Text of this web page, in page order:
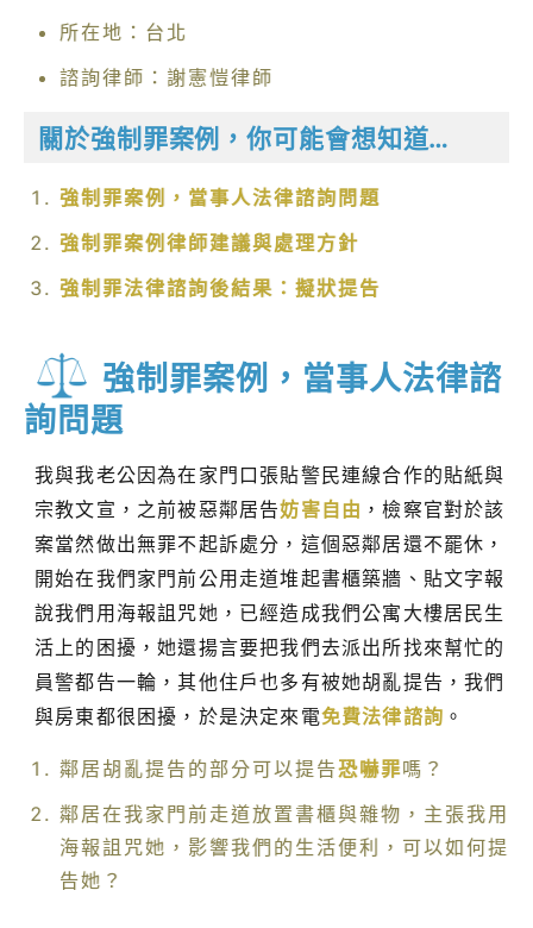
所在地：台北
諮詢律師：謝憲愷律師
關於強制罪案例，你可能會想知道…
強制罪案例，當事人法律諮詢問題
強制罪案例律師建議與處理方針
強制罪法律諮詢後結果：擬狀提告
強制罪案例，當事人法律諮
詢問題
我與我老公因為在家門口張貼警民連線合作的貼紙與
宗教文宣，之前被惡鄰居告妨害自由 ，檢察官對於該
案當然做出無罪不起訴處分，這個惡鄰居還不罷休，
開始在我們家門前公用走道堆起書櫃築牆、貼文字報
說我們用海報詛咒她，已經造成我們公寓大樓居民生
活上的困擾，她還揚言要把我們去派出所找來幫忙的
員警都告一輪，其他住戶也多有被她胡亂提告，我們
與房東都很困擾，於是決定來電免費法律諮詢 。
鄰居胡亂提告的部分可以提告恐嚇罪嗎？
鄰居在我家門前走道放置書櫃與雜物，主張我用
海報詛咒她，影響我們的生活便利，可以如何提
告她？